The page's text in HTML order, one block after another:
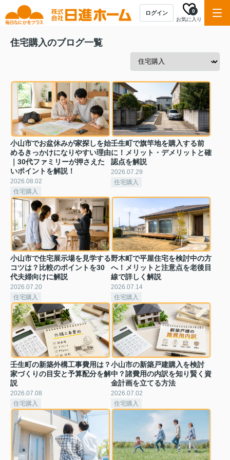
ログイン
お気に入り
0
住宅購入のブログ一覧
小山市でお盆休みが家探しを始
めるきっかけになりやすい理由
｜30代ファミリーが押さえた
いポイントを解説！
2026.08.02
住宅購入
壬生町で旗竿地を購入する前
に！メリット・デメリットと確
認点を解説
2026.07.29
住宅購入
小山市で住宅展示場を見学する
コツは？比較のポイントを30
代夫婦向けに解説
2026.07.20
住宅購入
野木町で平屋住宅を検討中の方
へ！メリットと注意点を老後目
線で詳しく解説
2026.07.14
住宅購入
壬生町の新築外構工事費用は？
家づくりの目安と予算配分を解
説
2026.07.08
住宅購入
小山市の新築戸建購入を検討
中？諸費用の内訳を知り賢く資
金計画を立てる方法
2026.07.02
住宅購入